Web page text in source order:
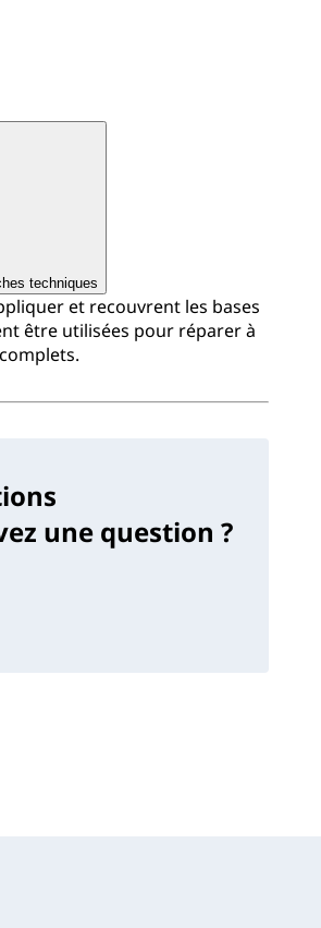
techniques
et recouvrent les bases
être utilisées pour réparer à
une question ?